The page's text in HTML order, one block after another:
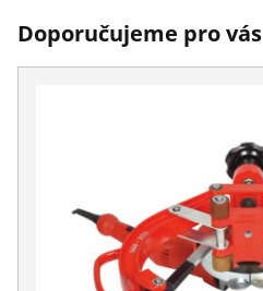
Doporučujeme pro vás